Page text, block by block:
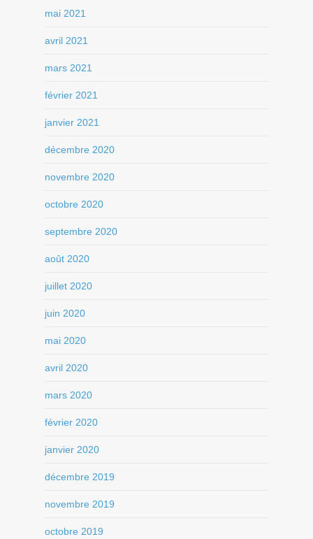
mai 2021
avril 2021
mars 2021
février 2021
janvier 2021
décembre 2020
novembre 2020
octobre 2020
septembre 2020
août 2020
juillet 2020
juin 2020
mai 2020
avril 2020
mars 2020
février 2020
janvier 2020
décembre 2019
novembre 2019
octobre 2019